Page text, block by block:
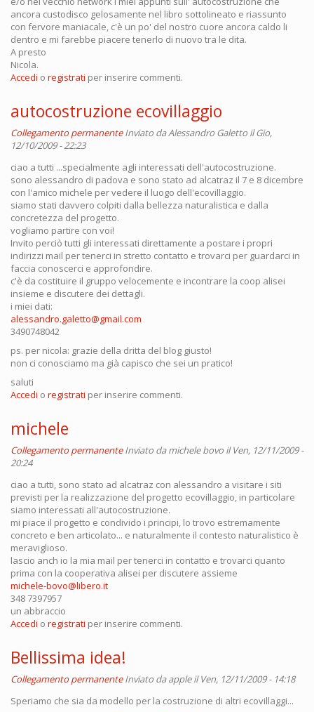
ancora custodisco gelosamente nel libro sottolineato e riassunto
con fervore maniacale, c'è un po' del nostro cuore ancora caldo li
dentro e mi farebbe piacere tenerlo di nuovo tra le dita.
A presto
Nicola.
Accedi o registrati per inserire commenti.
autocostruzione ecovillaggio
Collegamento permanente Inviato daAlessandro Galetto il Gio,
12/10/2009 - 22:23
ciao a tutti ...specialmente agli interessati dell'autocostruzione.
sono alessandro di padova e sono stato ad alcatraz il 7 e 8 dicembre
con l'amico michele per vedere il luogo dell'ecovillaggio.
siamo stati davvero colpiti dalla bellezza naturalistica e dalla
concretezza del progetto.
vogliamo partire con voi!
Invito perciò tutti gli interessati direttamente a postare i propri
indirizzi mail per tenerci in stretto contatto e trovarci per guardarci in
faccia conoscerci e approfondire.
c'è da costituire il gruppo velocemente e incontrare la coop alisei
insieme e discutere dei dettagli.
i miei dati:
alessandro.galetto@gmail.com
3490748042
ps. per nicola: grazie della dritta del blog giusto!
non ci conosciamo ma già capisco che sei un pratico!
saluti
Accedi o registrati per inserire commenti.
michele
Collegamento permanente Inviato damichele bovo il Ven, 12/11/2009 -
20:24
ciao a tutti, sono stato ad alcatraz con alessandro a visitare i siti
previsti per la realizzazione del progetto ecovillaggio, in particolare
siamo interessati all'autocostruzione.
mi piace il progetto e condivido i principi, lo trovo estremamente
concreto e ben articolato... e naturalmente il contesto naturalistico è
meraviglioso.
lascio anch io la mia mail per tenerci in contatto e trovarci quanto
prima con la cooperativa alisei per discutere assieme
michele-bovo@libero.it
348 7397957
un abbraccio
Accedi o registrati per inserire commenti.
Bellissima idea!
Collegamento permanente Inviato daappleil Ven, 12/11/2009 - 14:18
Speriamo che sia da modello per la costruzione di altri ecovillaggi...